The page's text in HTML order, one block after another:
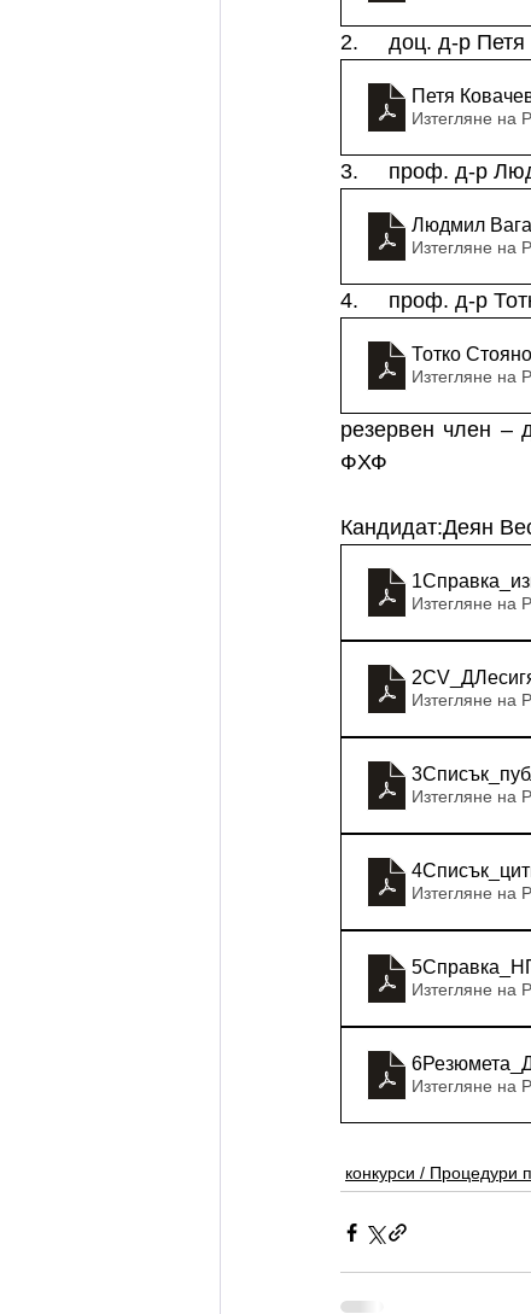
2.     доц. д-р
Петя
Изтегляне на
3.     проф. д-р
Людмил
Изтегляне на
4.     проф. д-р
Тотко
Изтегляне на
резервен член –
ФХФ
Кандидат:Деян
Изтегляне на
Изтегляне на
Изтегляне на
Изтегляне на
Изтегляне на
Изтегляне на
конкурси / Процедури